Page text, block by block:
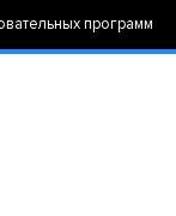
программ